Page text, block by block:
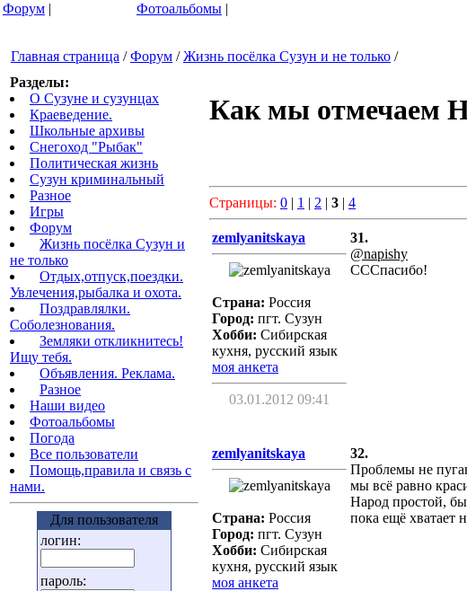
Форум | Фотоальбомы |
Главная страница /Форум /Жизнь посёлка Сузун и не только /
Разделы:
О Сузуне и сузунцах
Краеведение.
Школьные архивы
Снегоход "Рыбак"
Политическая жизнь
Сузун криминальный
Разное
Игры
Форум
Жизнь посёлка Сузун и
не только
Отдых,отпуск,поездки.
Увлечения,рыбалка и охота.
Поздравлялки.
Соболезнования.
Земляки откликнитесь!
Ищу тебя.
Объявления. Реклама.
Разное
Наши видео
Фотоальбомы
Погода
Все пользователи
Помощь,правила и связь с
нами.
Для пользователя
логин:
пароль:
Как мы
Страницы: 0 | 1 | 2 | 3 | 4
zemlyanitskaya
Страна: Россия
Город: пгт. Сузун
Хобби: Сибирская
кухня, русский язык
моя анкета
03.01.2012 09:41
31.
@napishy
СССпасибо!
zemlyanitskaya
Страна: Россия
Город: пгт. Сузун
Хобби: Сибирская
кухня, русский язык
моя анкета
32.
Проблемы не
мы всё равно
Народ простой,
пока ещё хватает